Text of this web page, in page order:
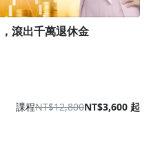
滾出千萬退休金
課程NT$12,800NT$3,600 起